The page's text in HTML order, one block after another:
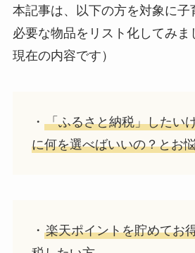
本記事は、以下の方を対象に子
必要な物品をリスト化してみま
現在の内容です）
・ 「ふるさと納税」したい
に何を選べばいいの？とお
・ 楽天ポイントを貯めてお